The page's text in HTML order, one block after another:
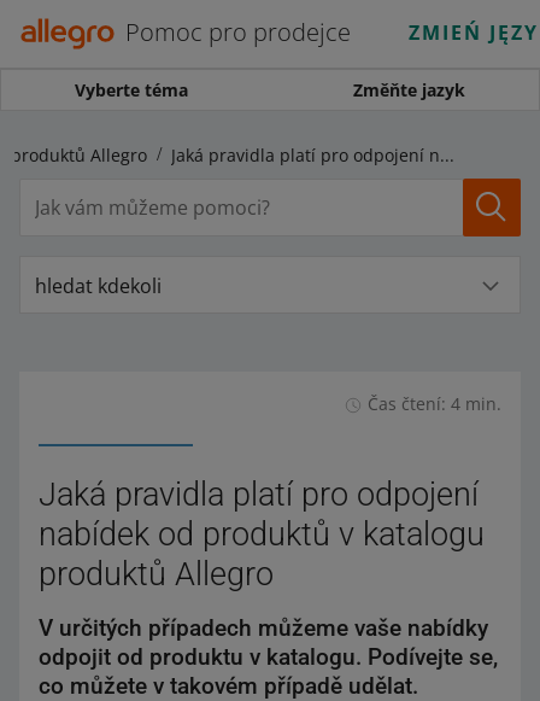
Pomoc pro prodejce ZMIEŃ
Vyberte téma Změňte jazyk
produktů Allegro Jaká pravidla platí pro odpojení nabídek od produktů v katalogu produktů Allegro
hledat kdekoli
Čas čtení: 4 min.
Jaká pravidla platí pro odpojení
nabídek od produktů v katalogu
produktů Allegro
V určitých případech můžeme vaše nabídky
odpojit od produktu v katalogu. Podívejte se,
co můžete v takovém případě udělat.